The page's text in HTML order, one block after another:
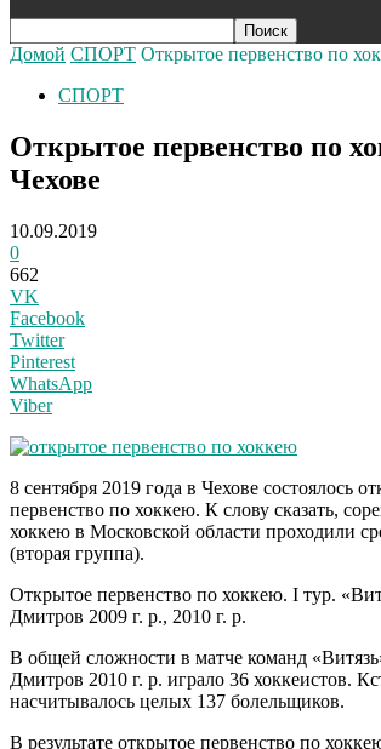
Домой СПОРТ Открытое первенство по
СПОРТ
Открытое первенство по
Чехове
10.09.2019
0
662
VK
Facebook
Twitter
Pinterest
WhatsApp
Viber
8 сентября 2019 года в Чехове состоялось
первенство по хоккею. К слову сказать,
хоккею в Московской области проходили
(вторая группа).
Открытое первенство по хоккею. I тур.
Дмитров 2009 г. р., 2010 г. р.
В общей сложности в матче команд
Дмитров 2010 г. р. играло 36 хоккеистов.
насчитывалось целых 137 болельщиков.
В результате открытое первенство по